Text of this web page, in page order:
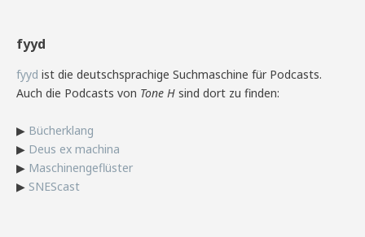
fyyd
fyyd ist die deutschsprachige Suchmaschine für Podcasts.
Auch die Podcasts von Tone H sind dort zu finden:
▶ Bücherklang
▶ Deus ex machina
▶ Maschinengeflüster
▶ SNEScast